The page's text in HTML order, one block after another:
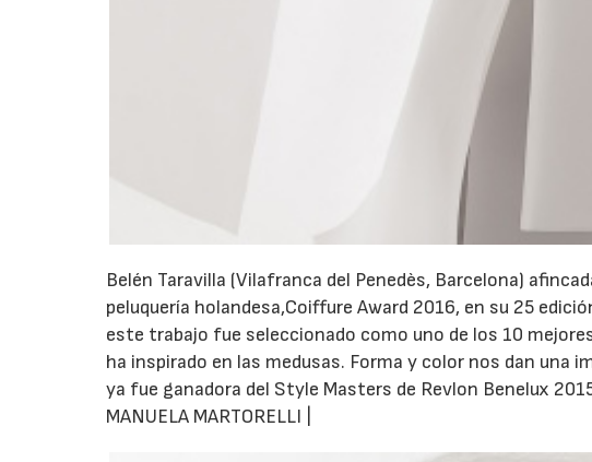
Belén Taravilla (Vilafranca del Penedès, Barcelona)
peluquería holandesa,Coiffure Award 2016, en su 25
este trabajo fue seleccionado como uno de los 10
ha inspirado en las medusas. Forma y color nos dan una
ya fue ganadora del Style Masters de Revlon Benelux
MANUELA MARTORELLI |